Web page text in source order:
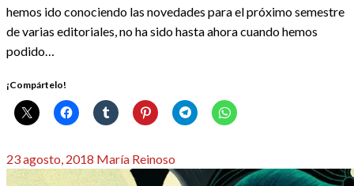
hemos ido conociendo las novedades para el próximo semestre
de varias editoriales, no ha sido hasta ahora cuando hemos
podido…
¡Compártelo!
Publicado
el
23 agosto, 2018 María Reinoso